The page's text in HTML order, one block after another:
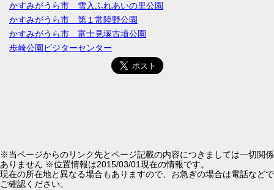
かすみがうら市 雪入ふれあいの里公園
かすみがうら市 第１常陸野公園
かすみがうら市 富士見塚古墳公園
歩崎公園ビジターセンター
※当ページからのリンク先とページ記載の内容につきましては一切関係
ありません ※位置情報は2015/03/01現在の情報です。
現在の所在地と異なる場合もありますので、お急ぎの場合は電話などで
ご確認ください。